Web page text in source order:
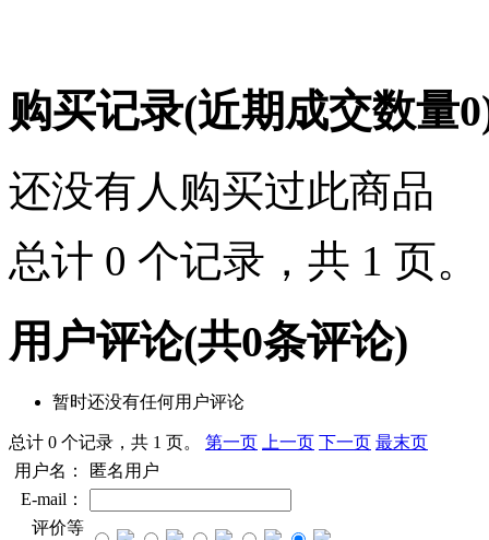
购买记录(近期成交数量0
还没有人购买过此商品
总计 0 个记录，共 1 页。
用户评论(共0条评论)
暂时还没有任何用户评论
总计 0 个记录，共 1 页。 第一页 上一页 下一页 最末页
用户名：
匿名用户
E-mail：
评价等